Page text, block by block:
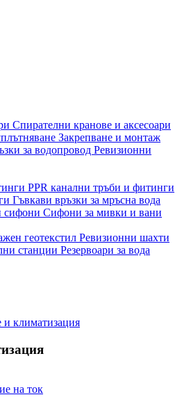
Спирателни кранове и аксесоари
Закрепване и монтаж
за водопровод Ревизионни
PPR канални тръби и фитинги
Гъвкави връзки за мръсна вода
сифони Сифони за мивки и вани
геотекстил Ревизионни шахти
станции Резервоари за вода
климатизация
на ток